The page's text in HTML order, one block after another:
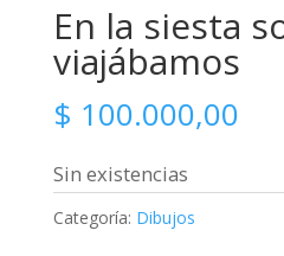
En la siesta
viajábamos
$ 100.000,00
Sin existencias
Categoría: Dibujos